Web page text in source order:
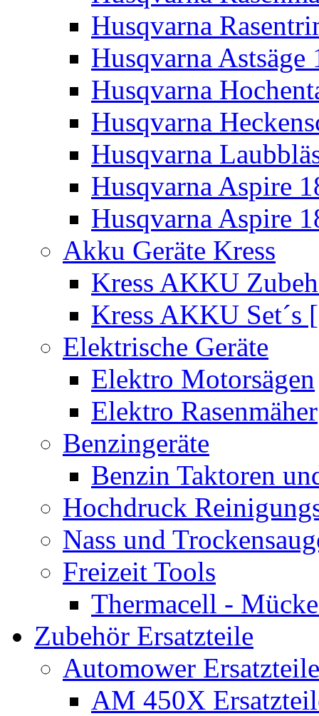
Husqvarna
Husqvarna
Husqvarna
Husqvarna
Husqvarna
Husqvarna Aspire
Husqvarna Aspire
Akku Geräte Kress
Kress AKKU
Kress AKKU Set´s
Elektrische Geräte
Elektro Motorsägen
Elektro Rasenmäher
Benzingeräte
Benzin Taktoren
Hochdruck
Nass und
Freizeit Tools
Thermacell -
Zubehör Ersatzteile
Automower
AM 450X